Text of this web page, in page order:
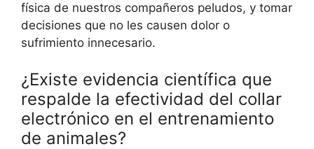
física de nuestros compañeros peludos, y tomar
decisiones que no les causen dolor o
sufrimiento innecesario.
¿Existe evidencia científica que
respalde la efectividad del collar
electrónico en el entrenamiento
de animales?